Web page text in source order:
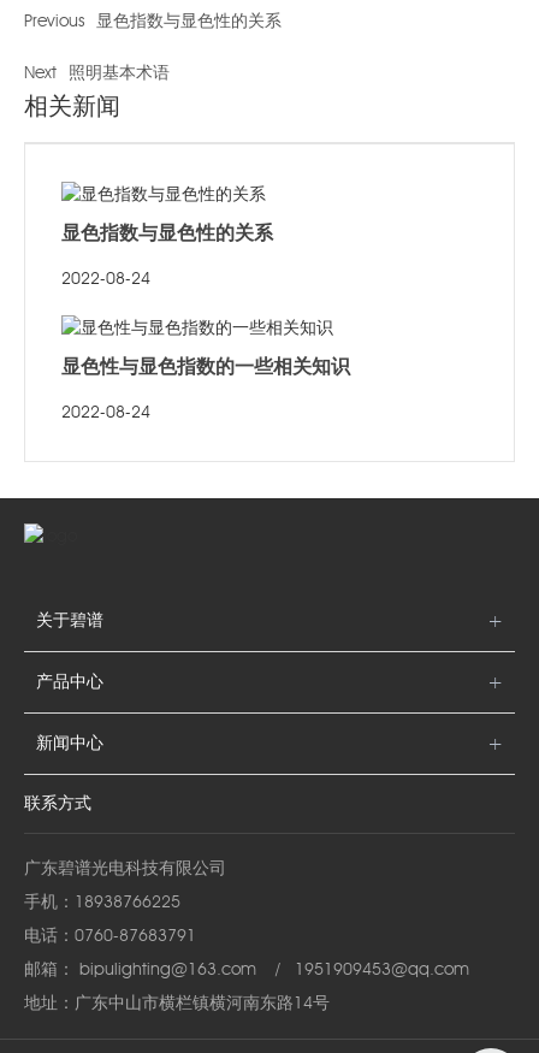
Previous 显色指数与显色性的关系
Next 照明基本术语
相关新闻
显色指数与显色性的关系
2022-08-24
显色性与显色指数的一些相关知识
2022-08-24
关于碧谱
产品中心
新闻中心
联系方式
广东碧谱光电科技有限公司
手机： 18938766225
电话： 0760-87683791
邮箱： bipulighting@163.com /
1951909453@qq.com
地址：广东中山市横栏镇横河南东路14号